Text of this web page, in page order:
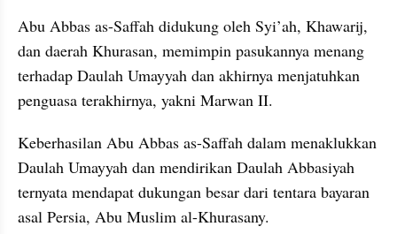
Abu Abbas as-Saffah didukung oleh Syi’ah, Khawarij,
dan daerah Khurasan, memimpin pasukannya menang
terhadap Daulah Umayyah dan akhirnya menjatuhkan
penguasa terakhirnya, yakni Marwan II.
Keberhasilan Abu Abbas as-Saffah dalam menaklukkan
Daulah Umayyah dan mendirikan Daulah Abbasiyah
ternyata mendapat dukungan besar dari tentara bayaran
asal Persia, Abu Muslim al-Khurasany.